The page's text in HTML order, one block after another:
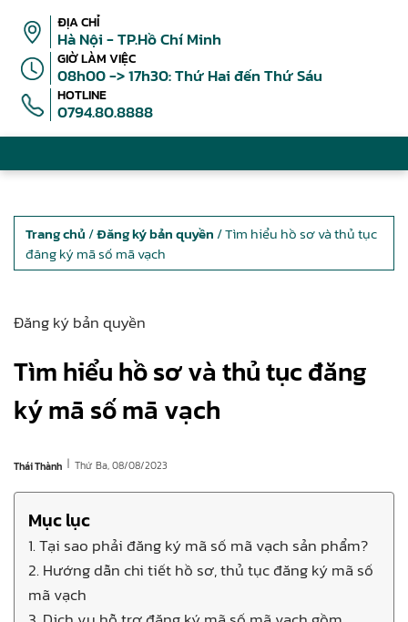
ĐỊA CHỈ
Hà Nội - TP.Hồ Chí Minh
GIỜ LÀM VIỆC
08h00 -> 17h30: Thứ Hai đến Thứ Sáu
HOTLINE
0794.80.8888
Trang chủ /Đăng ký bản quyền / Tìm hiểu hồ sơ và thủ tục
đăng ký mã số mã vạch
Đăng ký bản quyền
Tìm hiểu hồ sơ và thủ tục đăng
ký mã số mã vạch
Thái Thành | Thứ Ba, 08/08/2023
Mục lục
1. Tại sao phải đăng ký mã số mã vạch sản phẩm?
2. Hướng dẫn chi tiết hồ sơ, thủ tục đăng ký mã số
mã vạch